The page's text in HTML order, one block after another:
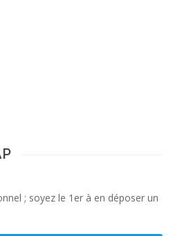
; soyez le 1er à en déposer un